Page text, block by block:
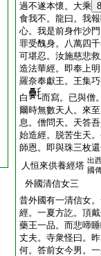
過不遂本懷。大乘 8
食我不。龍曰。我
心。我是前身作沙
罪受醜身。八萬四
可堪忍。汝施慈悲
造法華經。即奉上
羅奈奉獻王。王集
白
而寫。已與僧
爾時無數天人。來
息。僧問天。天答
始造經。脱苦生天
師恩。即與珠三枚
人恒來供養經塔 出
國
外國清信女三
昔外國有一清信女
經。一夏方訖。頂
藥王一品。而悲啼
丈夫。寺衆怪曰。
何。答前女今男。